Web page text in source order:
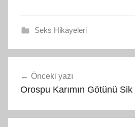
Seks Hikayeleri
gezinmesi
Önceki yazı
Orospu Karımın Götünü